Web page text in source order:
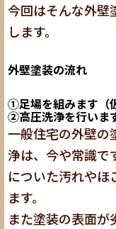
今回はそんな外壁
します。
外壁塗装の流れ
①足場を組みます（
②高圧洗浄を行いま
一般住宅の外壁の
浄は、今や常識で
についた汚れやほ
ます。
また塗装の表面が